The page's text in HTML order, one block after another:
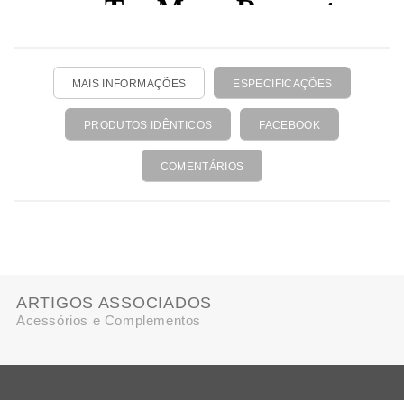
MAIS INFORMAÇÕES ESPECIFICAÇÕES
PRODUTOS IDÊNTICOS FACEBOOK
COMENTÁRIOS
ARTIGOS ASSOCIADOS
Acessórios e Complementos